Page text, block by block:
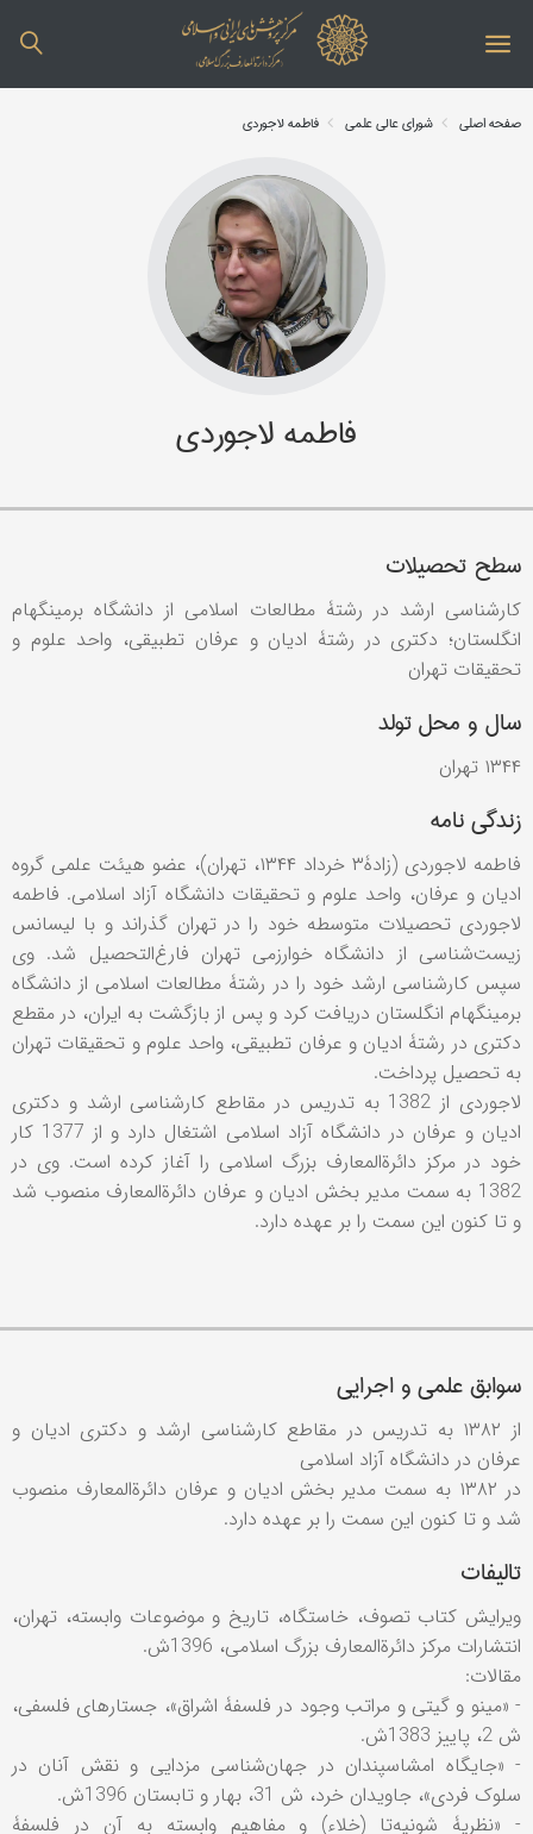
صفحه اصلی شورای عالی علمی فاطمه لاجوردی
فاطمه لاجوردی
سطح تحصیلات
کارشناسی ارشد در رشتۀ مطالعات اسلامی از دانشگاه برمینگهام
انگلستان؛ دکتری در رشتۀ ادیان و عرفان تطبیقی، واحد علوم و
تحقیقات تهران
سال و محل تولد
۱۳۴۴ تهران
زندگی نامه
فاطمه لاجوردی (زادۀ۳ خرداد ۱۳۴۴، تهران)، عضو هیئت علمی گروه
ادیان و عرفان، واحد علوم و تحقیقات دانشگاه آزاد اسلامی. فاطمه
لاجوردی تحصیلات متوسطه خود را در تهران گذراند و با لیسانس
زیست‌شناسی از دانشگاه خوارزمی تهران فارغ‌التحصیل شد. وی
سپس کارشناسی ارشد خود را در رشتۀ مطالعات اسلامی از دانشگاه
برمینگهام انگلستان دریافت کرد و پس از بازگشت به ایران، در مقطع
دکتری در رشتۀ ادیان و عرفان تطبیقی، واحد علوم و تحقیقات تهران
به تحصیل پرداخت.
لاجوردی از 1382 به تدریس در مقاطع کارشناسی ارشد و دکتری
ادیان و عرفان در دانشگاه آزاد اسلامی اشتغال دارد و از 1377 کار
خود در مرکز دائرة‌المعارف بزرگ اسلامی را آغاز کرده است. وی در
1382 به سمت مدیر بخش ادیان و عرفان دائرة‌المعارف منصوب شد
و تا کنون این سمت را بر عهده دارد.
سوابق علمی و اجرایی
از ۱۳۸۲ به تدریس در مقاطع کارشناسی ارشد و دکتری ادیان و
عرفان در دانشگاه آزاد اسلامی
در ۱۳۸۲ به سمت مدیر بخش ادیان و عرفان دائرة‌المعارف منصوب
شد و تا کنون این سمت را بر عهده دارد.
تالیفات
ویرایش کتاب تصوف، خاستگاه، تاریخ و موضوعات وابسته، تهران،
انتشارات مرکز دائرةالمعارف بزرگ اسلامی، 1396ش.
مقالات:
- «مینو و گیتی و مراتب وجود در فلسفۀ اشراق»، جستارهای فلسفی،
ش 2، پاییز 1383ش.
- «جایگاه امشاسپندان در جهان‌شناسی مزدایی و نقش آنان در
سلوک فردی»، جاویدان خرد، ش 31، بهار و تابستان 1396ش.
- «نظریۀ شونیه‌تا (خلاء) و مفاهیم وابسته به آن در فلسفۀ